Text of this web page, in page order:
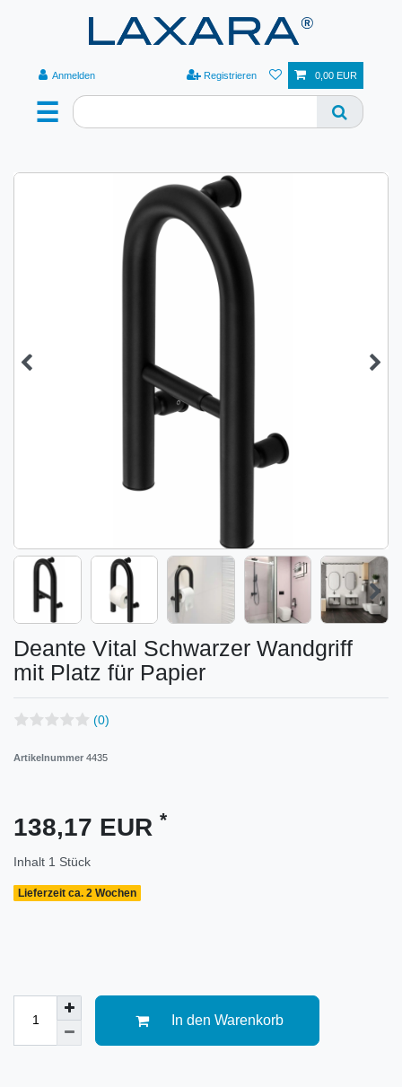
☰
Anmelden Registrieren 0,00 EUR
Deante Vital Schwarzer Wandgriff
mit Platz für Papier
(0)
Artikelnummer 4435
138,17 EUR *
Inhalt 1 Stück
Lieferzeit ca. 2 Wochen
In den Warenkorb